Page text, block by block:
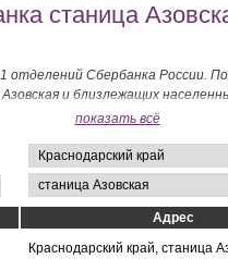
станица
отделений Сбербанка России.
и близлежащих
показать всё
Адрес
Краснодарский край, станица